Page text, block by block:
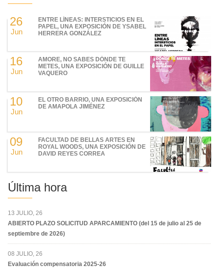
26
Jun
ENTRE LÍNEAS: INTERSTICIOS EN EL
PAPEL, UNA EXPOSICIÓN DE YSABEL
HERRERA GONZÁLEZ
16
Jun
AMORE, NO SABES DÓNDE TE
METES, UNA EXPOSICIÓN DE GUILLE
VAQUERO
10
Jun
EL OTRO BARRIO, UNA EXPOSICIÓN
DE AMAPOLA JIMÉNEZ
09
Jun
FACULTAD DE BELLAS ARTES EN
ROYAL WOODS, UNA EXPOSICIÓN DE
DAVID REYES CORREA
Última hora
13 JULIO, 26
ABIERTO PLAZO SOLICITUD APARCAMIENTO (del 15 de julio al 25 de
septiembre de 2026)
08 JULIO, 26
Evaluación compensatoria 2025-26